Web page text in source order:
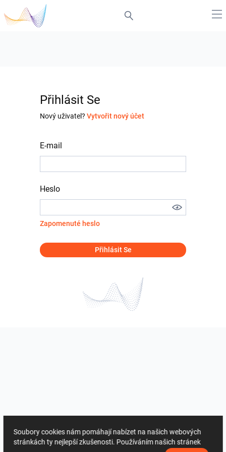
Přihlásit Se
Nový uživatel? Vytvořit nový účet
E-mail
Heslo
Zapomenuté heslo
Přihlásit Se
Soubory cookies nám pomáhají nabízet na našich webových
stránkách ty nejlepší zkušenosti. Používáním našich stránek